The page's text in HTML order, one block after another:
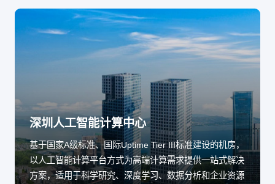
深圳人工智能计算中心
基于国家A级标准、国际Uptime Tier III标准建设的机房，
以人工智能计算平台方式为高端计算需求提供一站式解决
方案，适用于科学研究、深度学习、数据分析和企业资源